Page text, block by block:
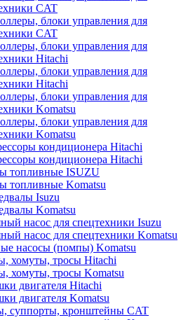
CAT
блоки управления для
CAT
блоки управления для
Hitachi
блоки управления для
Hitachi
блоки управления для
Komatsu
блоки управления для
Komatsu
кондиционера Hitachi
кондиционера Hitachi
топливные ISUZU
топливные Komatsu
Isuzu
Komatsu
насос для спецтехники Isuzu
насос для спецтехники Komatsu
насосы (помпы) Komatsu
хомуты, тросы Hitachi
хомуты, тросы Komatsu
двигателя Hitachi
двигателя Komatsu
суппорты, кронштейны CAT